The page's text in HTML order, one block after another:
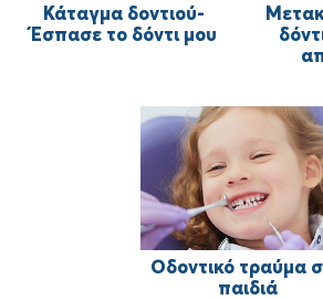
Κάταγμα δοντιού-
Έσπασε το δόντι μου
Οδοντικό τραύμα
παιδιά